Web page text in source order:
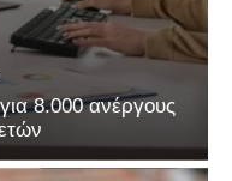
8.000 ανέργους